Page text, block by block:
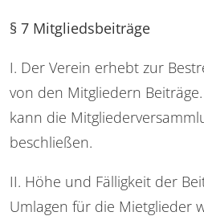
§ 7 Mitgliedsbeiträge
I. Der Verein erhebt zur
von den Mitgliedern
kann die
beschließen.
II. Höhe und Fälligkeit der
Umlagen für die Mietglieder